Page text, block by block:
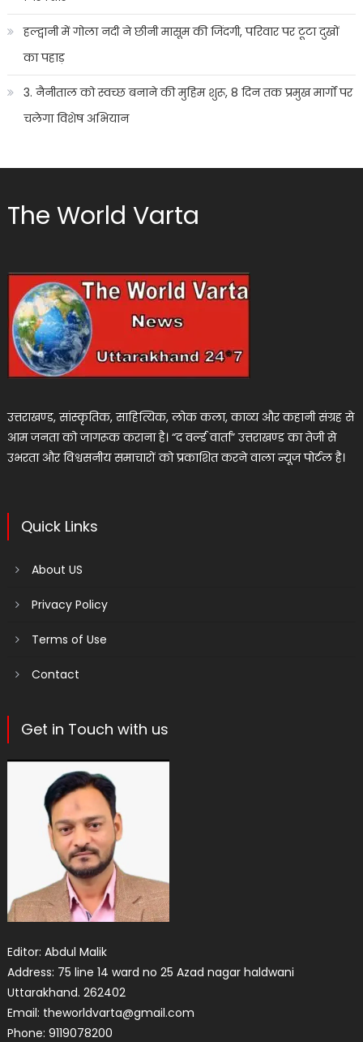
हल्द्वानी में गोला नदी ने छीनी मासूम की जिंदगी, परिवार पर टूटा दुखों
का पहाड़
3. नैनीताल को स्वच्छ बनाने की मुहिम शुरू, 8 दिन तक प्रमुख मार्गों पर
चलेगा विशेष अभियान
The World Varta
उत्तराखण्ड, सांस्कृतिक, साहित्यिक, लोक कला, काव्य और कहानी संग्रह से
आम जनता को जागरूक कराना है। “द वर्ल्ड वार्ता” उत्तराखण्ड का तेजी से
उभरता और विश्वसनीय समाचारों को प्रकाशित करने वाला न्यूज पोर्टल है।
Quick Links
About US
Privacy Policy
Terms of Use
Contact
Get in Touch with us
Editor: Abdul Malik
Address: 75 line 14 ward no 25 Azad nagar haldwani
Uttarakhand. 262402
Email: theworldvarta@gmail.com
Phone: 9119078200